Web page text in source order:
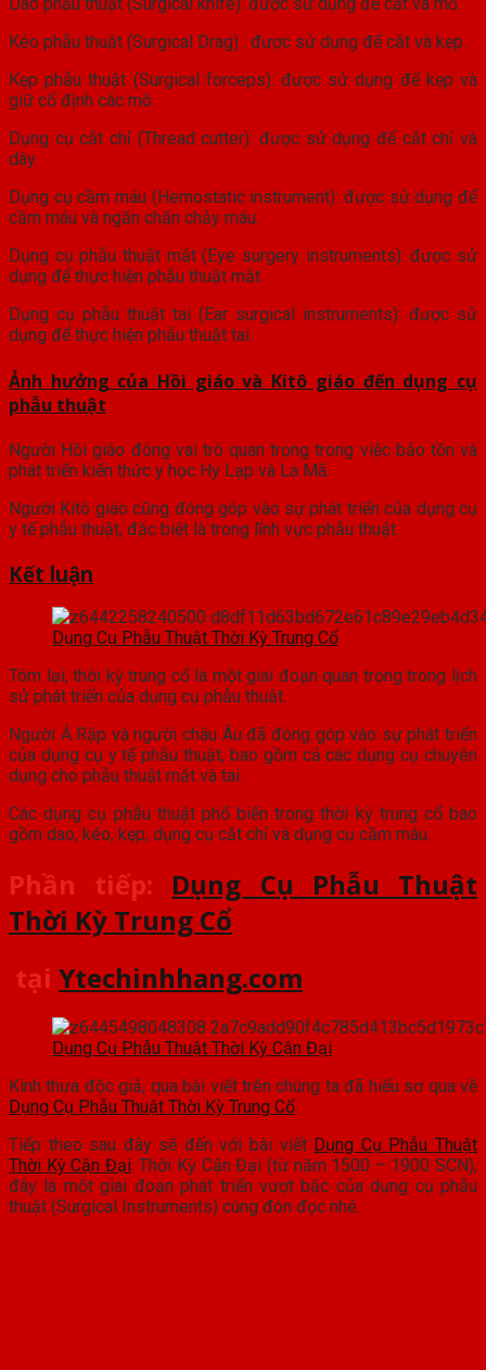
Kéo phẫu thuật (Surgical Drag) : được sử dụng để cắt và kẹp.
Kẹp phẫu thuật (Surgical forceps): được sử dụng để kẹp và
giữ cố định các mô.
Dụng cụ cắt chỉ (Thread cutter): được sử dụng để cắt chỉ và
dây.
Dụng cụ cầm máu (Hemostatic instrument): được sử dụng để
cầm máu và ngăn chặn chảy máu.
Dụng cụ phẫu thuật mắt (Eye surgery instruments): được sử
dụng để thực hiện phẫu thuật mắt.
Dụng cụ phẫu thuật tai (Ear surgical instruments): được sử
dụng để thực hiện phẫu thuật tai.
Ảnh hưởng của Hồi giáo và Kitô giáo đến dụng cụ
phẫu thuật
Người Hồi giáo đóng vai trò quan trọng trong việc bảo tồn và
phát triển kiến thức y học Hy Lạp và La Mã.
Người Kitô giáo cũng đóng góp vào sự phát triển của dụng cụ
y tế phẫu thuật, đặc biệt là trong lĩnh vực phẫu thuật.
Kết luận
Dụng Cụ Phẫu Thuật Thời Kỳ Trung Cổ
Tóm lại, thời kỳ trung cổ là một giai đoạn quan trọng trong lịch
sử phát triển của dụng cụ phẫu thuật.
Người Ả Rập và người châu Âu đã đóng góp vào sự phát triển
của dụng cụ y tế phẫu thuật, bao gồm cả các dụng cụ chuyên
dụng cho phẫu thuật mắt và tai.
Các dụng cụ phẫu thuật phổ biến trong thời kỳ trung cổ bao
gồm dao, kéo, kẹp, dụng cụ cắt chỉ và dụng cụ cầm máu.
Phần tiếp: Dụng Cụ Phẫu Thuật
Thời Kỳ Trung Cổ
tại Ytechinhhang.com
Dụng Cụ Phẫu Thuật Thời Kỳ Cận Đại
Kính thưa độc giả, qua bài viết trên chúng ta đã hiểu sơ qua về
Dụng Cụ Phẫu Thuật Thời Kỳ Trung Cổ.
Tiếp theo sau đây sẽ đến với bài viết Dụng Cụ Phẫu Thuật
Thời Kỳ Cận Đại: Thời Kỳ Cận Đại (từ năm 1500 – 1900 SCN),
đây là một giai đoạn phát triển vượt bậc của dụng cụ phẫu
thuật (Surgical Instruments) cùng đón đọc nhé.